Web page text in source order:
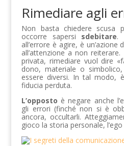
Rimediare agli
Non basta chiedere scusa
occorre sapersi sdebitare.
all’errore è agire, è
all’attenzione a non
privata, rimediare vuol dire
dono, materiale o
essere diversi. In tal modo,
fiducia perduta.
L’opposto è negare anche
gli errori (finché non si è
ancora, occultarli.
gioco la storia personale, l’ego